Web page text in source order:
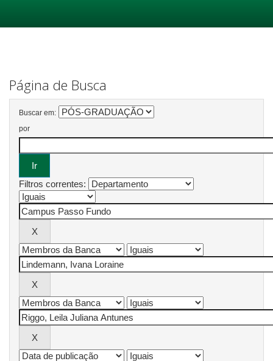
Página de Busca
Buscar em:
por
Filtros correntes: